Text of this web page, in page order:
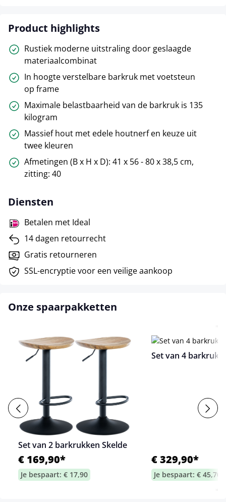
Product highlights
Rustiek moderne uitstraling door geslaagde
materiaalcombinat
In hoogte verstelbare barkruk met voetsteun
op frame
Maximale belastbaarheid van de barkruk is 135
kilogram
Massief hout met edele houtnerf en keuze uit
twee kleuren
Afmetingen (B x H x D): 41 x 56 - 80 x 38,5 cm,
zitting: 40
Diensten
Betalen met Ideal
14 dagen retourrecht
Gratis retourneren
SSL-encryptie voor een veilige aankoop
Onze spaarpakketten
Set van 2 barkrukken Skelde
€ 169,90*
Je bespaart: € 17,90
Set van 4
€ 329,90*
Je bespaart: € 45,70